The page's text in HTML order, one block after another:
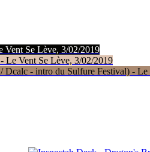
Vent Se Lève, 3/02/2019
Le Vent Se Lève, 3/02/2019
- intro du Sulfure Festival) - Le